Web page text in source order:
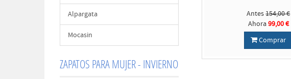
Alpargata
Mocasin
ZAPATOS PARA MUJER - INVIERNO
Antes154,00 €
Ahora99,00 €
Comprar